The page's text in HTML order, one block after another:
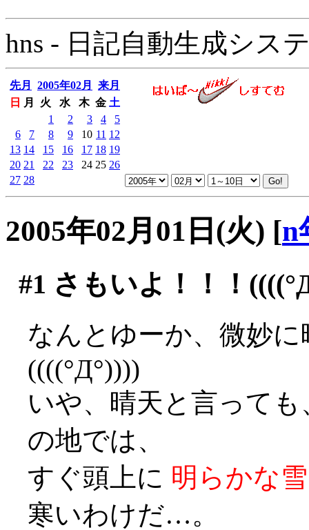
hns - 日記自動生成シス
先月 2005年02月
来月
日
月 火 水 木 金 土
1
2 3 4
5
6
7 8 9 10 11 12
13 14 15 16 17 18 19
20 21 22 23 24 25 26
27 28
2005年02月01日(火) [n
#1 さもいよ！！！
なんとゆーか、微妙
((((°Д°))))
いや、晴天と言って
の地では、
すぐ頭上に 明らかな
寒いわけだ…。